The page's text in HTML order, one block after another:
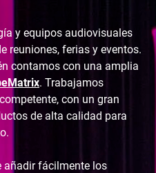
y equipos audiovisuales
reuniones, ferias y eventos.
contamos con una amplia
. Trabajamos
con un gran
de alta calidad para
añadir fácilmente los